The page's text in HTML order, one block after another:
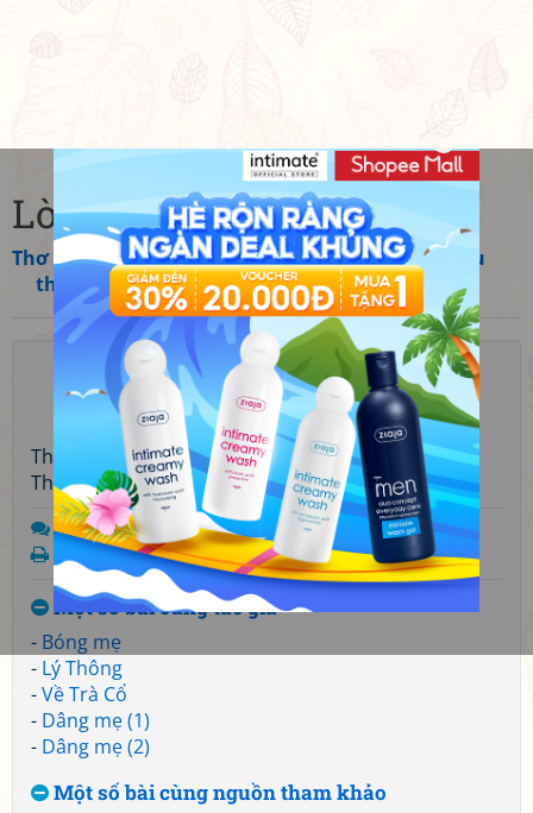
Lời thương
Thơ»Việt Nam»Hiện đại»Trần Thị Nương »
Trầu
thơm cau đắng (2011)
☆
☆
☆
☆
☆
Chưa có đánh giá nào
Thể thơ:
Lục bát
Thời kỳ:Hiện đại
Trả lời
In bài thơ
Một số bài cùng tác giả
- Bóng mẹ
- Lý Thông
-Về Trà Cổ
- Dâng mẹ (1)
- Dâng mẹ (2)
Một số bài cùng nguồn tham khảo